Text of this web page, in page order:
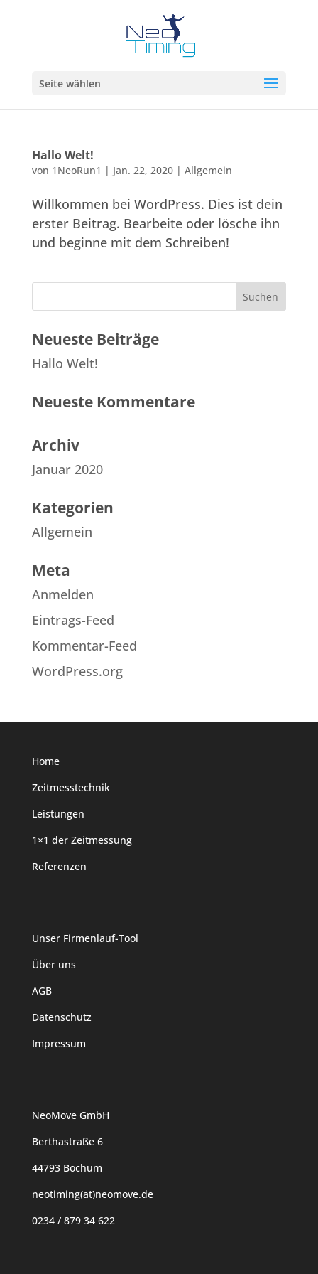
Seite wählen
Hallo Welt!
von 1NeoRun1 | Jan. 22, 2020| Allgemein
Willkommen bei WordPress. Dies ist dein
erster Beitrag. Bearbeite oder lösche ihn
und beginne mit dem Schreiben!
Neueste Beiträge
Hallo Welt!
Neueste Kommentare
Archiv
Januar 2020
Kategorien
Allgemein
Meta
Anmelden
Eintrags-Feed
Kommentar-Feed
WordPress.org
Home
Zeitmesstechnik
Leistungen
1×1 der Zeitmessung
Referenzen
Unser Firmenlauf-Tool
Über uns
AGB
Datenschutz
Impressum
NeoMove GmbH
Berthastraße 6
44793 Bochum
neotiming(at)neomove.de
0234 / 879 34 622